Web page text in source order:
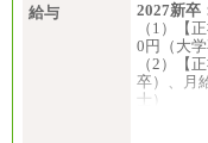
給与
2027新卒
（1）【
0円（大学
（2）【
卒）、月
士）